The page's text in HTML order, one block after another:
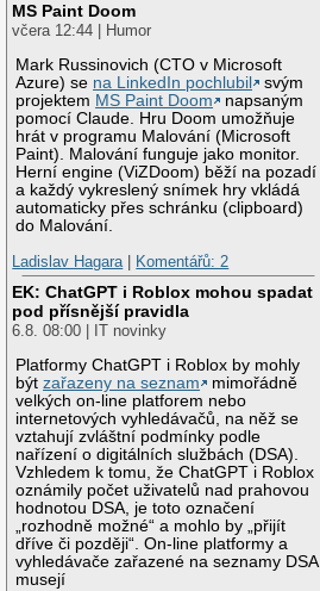
MS Paint Doom
včera 12:44 | Humor
Mark Russinovich (CTO v Microsoft
Azure) se na LinkedIn pochlubil
svým
projektem MS Paint Doom
napsaným
pomocí Claude. Hru Doom umožňuje
hrát v programu Malování (Microsoft
Paint). Malování funguje jako monitor.
Herní engine (ViZDoom) běží na pozadí
a každý vykreslený snímek hry vkládá
automaticky přes schránku (clipboard)
do Malování.
Ladislav Hagara
Komentářů: 2
EK: ChatGPT i Roblox mohou spadat
pod přísnější pravidla
6.8. 08:00 | IT novinky
Platformy ChatGPT i Roblox by mohly
býtzařazeny na seznam
mimořádně
velkých on-line platforem nebo
internetových vyhledávačů, na něž se
vztahují zvláštní podmínky podle
nařízení o digitálních službách (DSA).
Vzhledem k tomu, že ChatGPT i Roblox
oznámily počet uživatelů nad prahovou
hodnotou DSA, je toto označení
„rozhodně možné“ a mohlo by „přijít
dříve či později“. On-line platformy a
vyhledávače zařazené na seznamy DSA
musejí